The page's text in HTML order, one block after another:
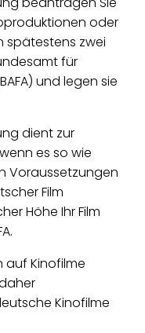
oder
spätestens zwei
für
und legen sie
dient zur
es so wie
Voraussetzungen
Film
Höhe Ihr Film
auf Kinofilme
Kinofilme